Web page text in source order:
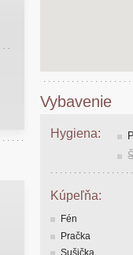
Vybavenie
Hygiena:
Kúpeľňa:
Fén
Pračka
Sušička